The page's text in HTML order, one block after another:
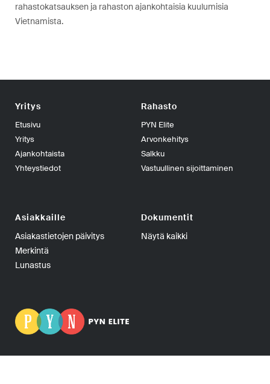
rahastokatsauksen ja rahaston ajankohtaisia kuulumisia
Vietnamista.
Yritys
Etusivu
Yritys
Ajankohtaista
Yhteystiedot
Rahasto
PYN Elite
Arvonkehitys
Salkku
Vastuullinen sijoittaminen
Asiakkaille
Asiakastietojen päivitys
Merkintä
Lunastus
Dokumentit
Näytä kaikki